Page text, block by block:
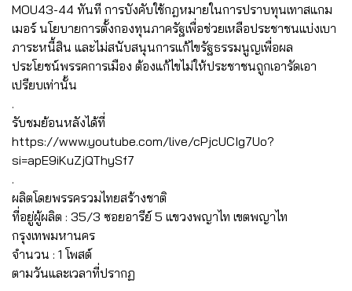
MOU43-44 ทันที การบังคับใช้กฎหมายในการปราบทุนเทาสแกม
เมอร์ นโยบายการตั้งกองทุนภาครัฐเพื่อช่วยเหลือประชาชนแบ่งเบา
ภาระหนี้สิน และไม่สนับสนุนการแก้ไขรัฐธรรมนูญเพื่อผล
ประโยชน์พรรคการเมือง ต้องแก้ไขไม่ให้ประชาชนถูกเอารัดเอา
เปรียบเท่านั้น
.
รับชมย้อนหลังได้ที่
https://www.youtube.com/live/cPjcUCIg7Uo?
si=apE9iKuZjQThySf7
.
ผลิตโดยพรรครวมไทยสร้างชาติ
ที่อยู่ผู้ผลิต : 35/3 ซอยอารีย์ 5 แขวงพญาไท เขตพญาไท
กรุงเทพมหานคร
จำนวน : 1 โพสต์
ตามวันและเวลาที่ปรากฏ